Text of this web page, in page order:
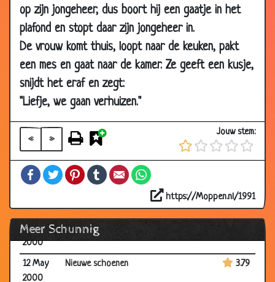
op zijn jongeheer, dus boort hij een gaatje in het
plafond en stopt daar zijn jongeheer in.
De vrouw komt thuis, loopt naar de keuken, pakt
een mes en gaat naar de kamer. Ze geeft een kusje,
snijdt het eraf en zegt:
"Liefje, we gaan verhuizen."
« »
Jouw stem:
FacebookTwitterPinterestTumblrEmail
https://Moppen.nl/1991
Meer Schunnig
12 May
2000
Hawaiaans hotel 3.34
12 May
2000
Op de boerderij 3.81
12 May
2000
Koe & Stier
12 May
2000
Pas getrouwd stel 3.35
2000
2000
2.78
12 May
2000
Bankovervaller
12 May
2000
Nieuwe schoenen 3.79